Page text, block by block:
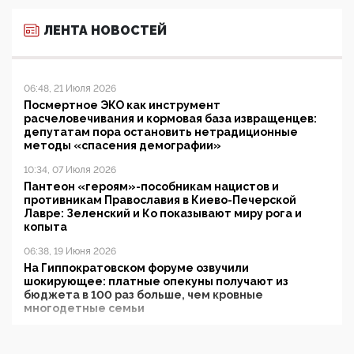
ЛЕНТА НОВОСТЕЙ
06:48, 21 Июля 2026
Посмертное ЭКО как инструмент
расчеловечивания и кормовая база извращенцев:
депутатам пора остановить нетрадиционные
методы «спасения демографии»
10:34, 07 Июля 2026
Пантеон «героям»-пособникам нацистов и
противникам Православия в Киево-Печерской
Лавре: Зеленский и Ко показывают миру рога и
копыта
06:38, 19 Июня 2026
На Гиппократовском форуме озвучили
шокирующее: платные опекуны получают из
бюджета в 100 раз больше, чем кровные
многодетные семьи